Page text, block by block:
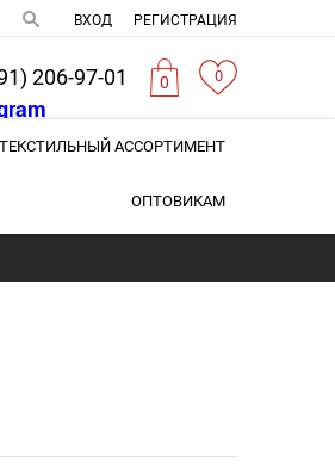
ВХОД РЕГИСТРАЦИЯ
0 0
206-97-01
ТЕКСТИЛЬНЫЙ АССОРТИМЕНТ
ОПТОВИКАМ